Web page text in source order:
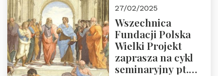
27/02/2025
Wszechnica
Fundacji Polska
Wielki Projekt
zaprasza na cykl
seminaryjny pt.